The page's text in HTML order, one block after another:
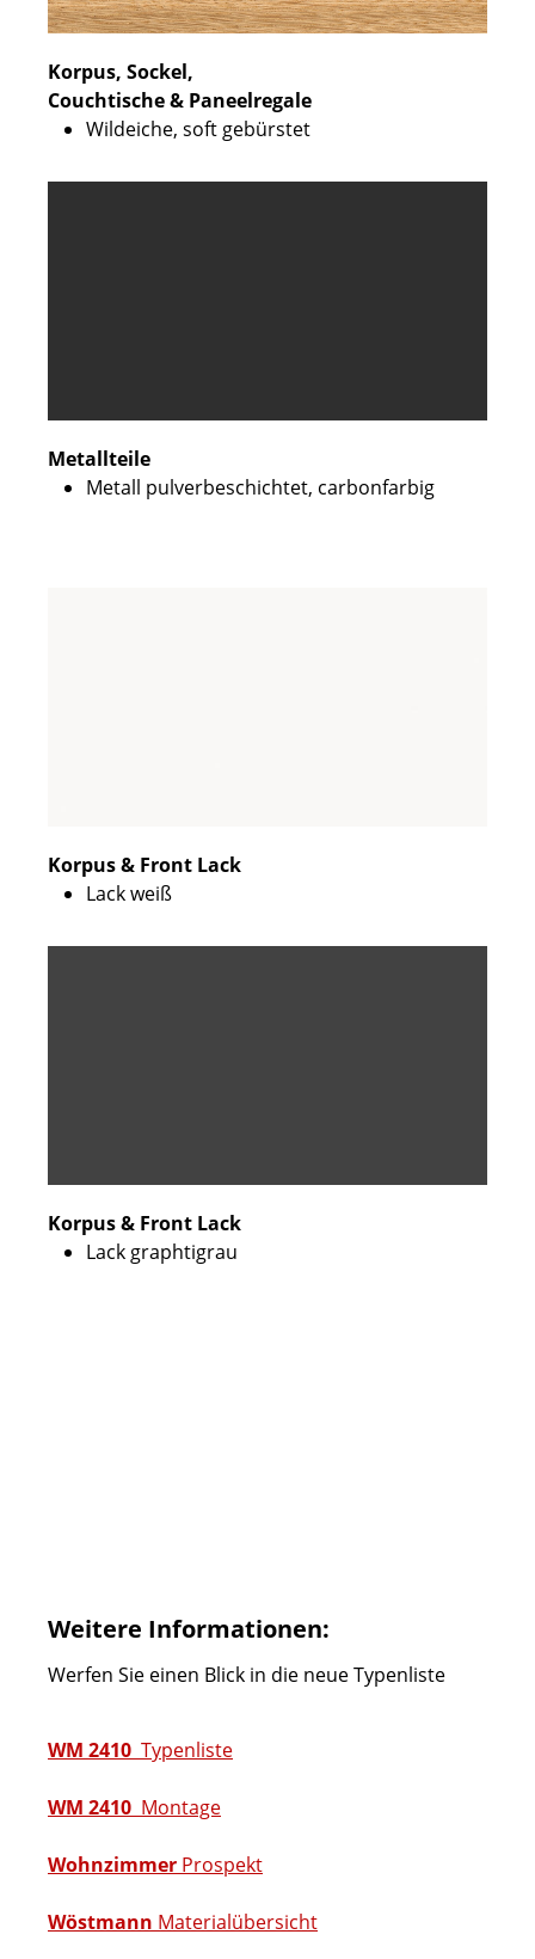
Korpus, Sockel,
Couchtische & Paneelregale
Wildeiche, soft gebürstet
Metallteile
Metall pulverbeschichtet, carbonfarbig
Korpus & Front Lack
Lack weiß
Korpus & Front Lack
Lack graphtigrau
Weitere Informationen:
Werfen Sie einen Blick in die neue Typenliste
WM 2410 Typenliste
WM 2410 Montage
Wohnzimmer Prospekt
Wöstmann Materialübersicht